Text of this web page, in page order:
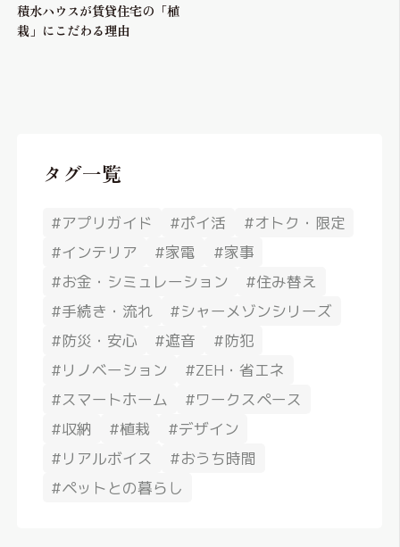
積水ハウスが賃貸住宅の「植
栽」にこだわる理由
タグ一覧
#アプリガイド #ポイ活
#オトク・限定
#インテリア
#家電
#家事
#お金・シミュレーション
#住み替え
#手続き・流れ
#シャーメゾンシリーズ
#防災・安心
#遮音
#防犯
#リノベーション
#ZEH・省エネ
#スマートホーム
#ワークスペース
#収納
#植栽
#デザイン
#リアルボイス
#おうち時間
#ペットとの暮らし